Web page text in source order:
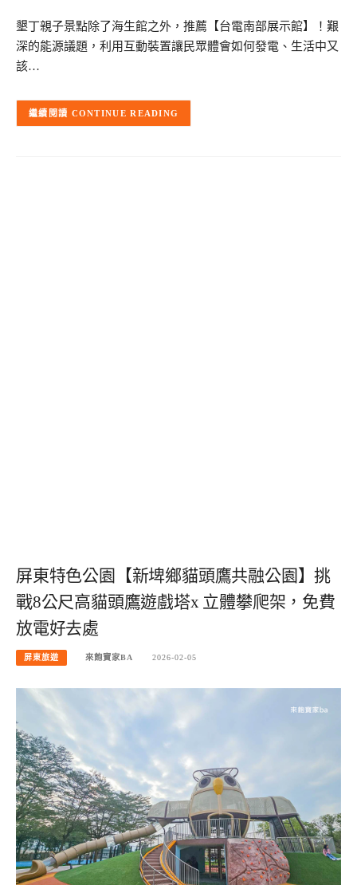
墾丁親子景點除了海生館之外，推薦【台電南部展示館】！艱
深的能源議題，利用互動裝置讓民眾體會如何發電、生活中又
該…
CONTINUE READING
屏東特色公園【新埤鄉貓頭鷹共融公園】挑
戰8公尺高貓頭鷹遊戲塔x 立體攀爬架，免費
放電好去處
屏東旅遊 來飽寶家BA 2026-02-05